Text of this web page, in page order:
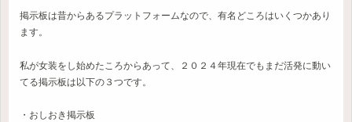
掲示板は昔からあるプラットフォームなので、有名どころはいくつかあり
ます。
私が女装をし始めたころからあって、２０２４年現在でもまだ活発に動い
てる掲示板は以下の３つです。
・おしおき掲示板